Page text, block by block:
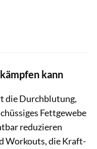
kann
die Durchblutung,
Fettgewebe
reduzieren
Workouts, die Kraft-